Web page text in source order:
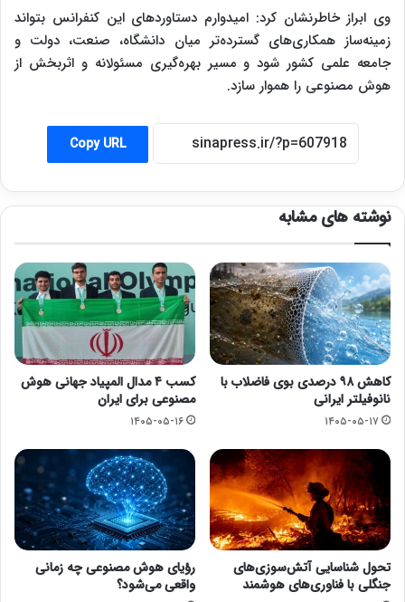
وی ابراز خاطرنشان کرد: امیدوارم دستاوردهای این کنفرانس بتواند
زمینه‌ساز همکاری‌های گسترده‌تر میان دانشگاه، صنعت، دولت و
جامعه علمی کشور شود و مسیر بهره‌گیری مسئولانه و اثربخش از
هوش مصنوعی را هموار سازد.
Copy URL
نوشته های مشابه
کاهش ۹۸ درصدی بوی فاضلاب با
نانوفیلتر ایرانی
۱۴۰۵-۰۵-۱۷
کسب ۴ مدال المپیاد جهانی هوش
مصنوعی برای ایران
۱۴۰۵-۰۵-۱۶
تحول شناسایی آتش‌سوزی‌های
جنگلی با فناوری‌های هوشمند
رؤیای هوش مصنوعی چه زمانی
واقعی می‌شود؟